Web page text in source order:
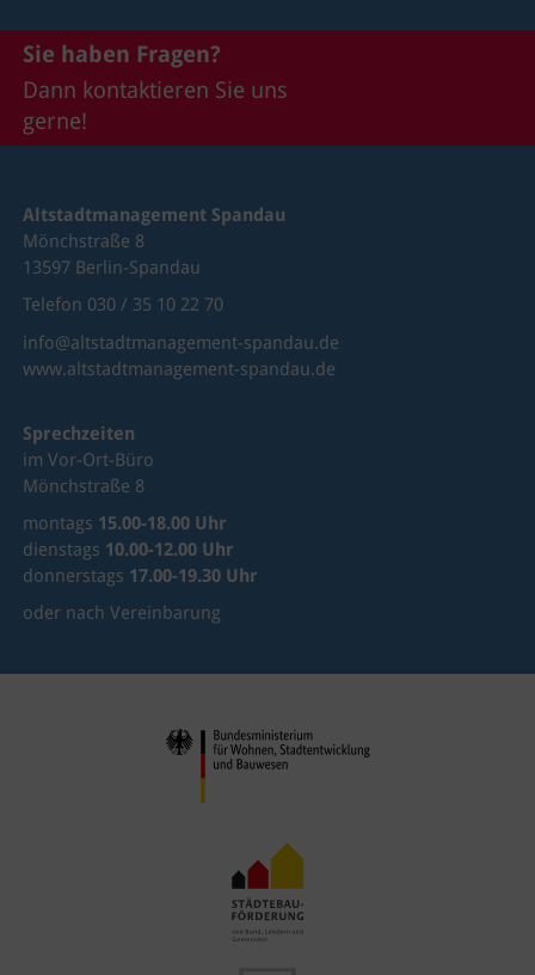
Sie haben Fragen?
Dann kontaktieren Sie uns
gerne!
Altstadtmanagement Spandau
Mönchstraße 8
13597 Berlin-Spandau
Telefon 030 / 35 10 22 70
info@altstadtmanagement-spandau.de
www.altstadtmanagement-spandau.de
Sprechzeiten
im Vor-Ort-Büro
Mönchstraße 8
montags 15.00-18.00 Uhr
dienstags 10.00-12.00 Uhr
donnerstags 17.00-19.30 Uhr
oder nach Vereinbarung